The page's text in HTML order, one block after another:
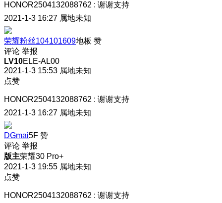
HONOR2504132088762 : 谢谢支持
2021-1-3 16:27 属地未知
荣耀粉丝104101609地板 赞
评论 举报
LV10ELE-AL00
2021-1-3 15:53 属地未知
点赞
HONOR2504132088762 : 谢谢支持
2021-1-3 16:27 属地未知
DGmai5F 赞
评论 举报
版主荣耀30 Pro+
2021-1-3 19:55 属地未知
点赞
HONOR2504132088762 : 谢谢支持